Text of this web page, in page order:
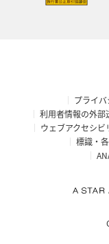
プライ
利用者情報の外部
ウェブアクセシビ
標識・